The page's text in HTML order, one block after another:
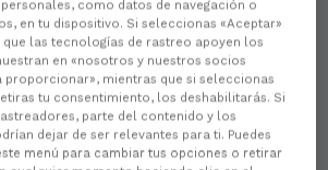
como datos de navegación o
en tu dispositivo. Si seleccionas «Aceptar»
las tecnologías de rastreo apoyen los
en «nosotros y nuestros socios
proporcionar», mientras que si seleccionas
tu consentimiento, los deshabilitarás. Si
parte del contenido y los
dejar de ser relevantes para ti. Puedes
menú para cambiar tus opciones o retirar